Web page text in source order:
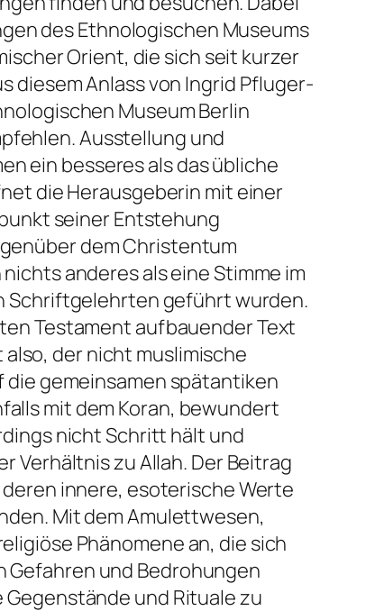
des Ethnologischen Museums
Orient, die sich seit kurzer
diesem Anlass von Ingrid Pfluger-
Museum Berlin
Ausstellung und
ein besseres als das übliche
die Herausgeberin mit einer
seiner Entstehung
dem Christentum
anderes als eine Stimme im
Schriftgelehrten geführt wurden.
Testament aufbauender Text
der nicht muslimische
die gemeinsamen spätantiken
mit dem Koran, bewundert
nicht Schritt hält und
Verhältnis zu Allah. Der Beitrag
innere, esoterische Werte
Mit dem Amulettwesen,
Phänomene an, die sich
Gefahren und Bedrohungen
und Rituale zu